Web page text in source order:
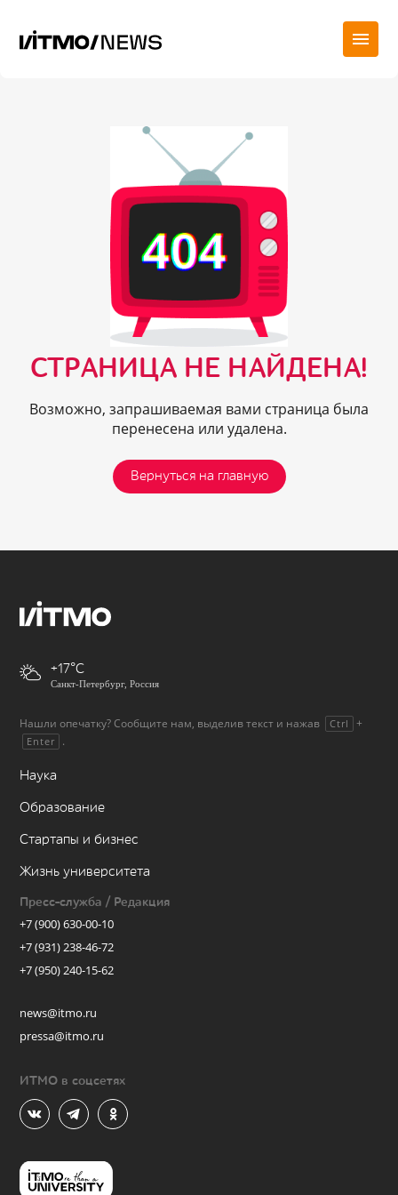
СТРАНИЦА НЕ НАЙДЕНА!
Возможно, запрашиваемая вами страница была
перенесена или удалена.
Вернуться на главную
+17
Санкт-Петербург, Россия
Нашли опечатку? Сообщите нам, выделив текст и нажав Ctrl +
Enter .
Наука
Образование
Стартапы и бизнес
Жизнь университета
Пресс-служба / Редакция
+7 (900) 630-00-10
+7 (931) 238-46-72
+7 (950) 240-15-62
news@itmo.ru
pressa@itmo.ru
ИТМО в соцсетях